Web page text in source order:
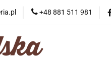
+48 881 511 981
KATEGORIE NOWOŚCI
PORADY I AKTUALNOŚCI